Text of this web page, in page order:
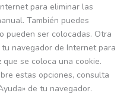
para eliminar las
También puedes
pueden ser colocadas. Otra
navegador de Internet para
se coloca una cookie.
estas opciones, consulta
de tu navegador.